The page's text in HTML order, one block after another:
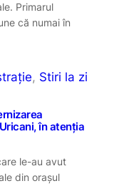
Primarul
că numai în
, Stiri la zi
în atenția
le-au avut
din orașul